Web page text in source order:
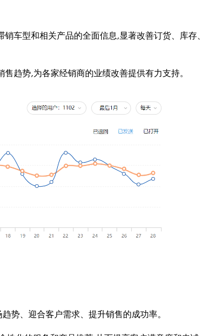
车型和相关产品的全面信息,显著改善订货、库
趋势,为各家经销商的业绩改善提供有力支持。
势、迎合客户需求、提升销售的成功率。